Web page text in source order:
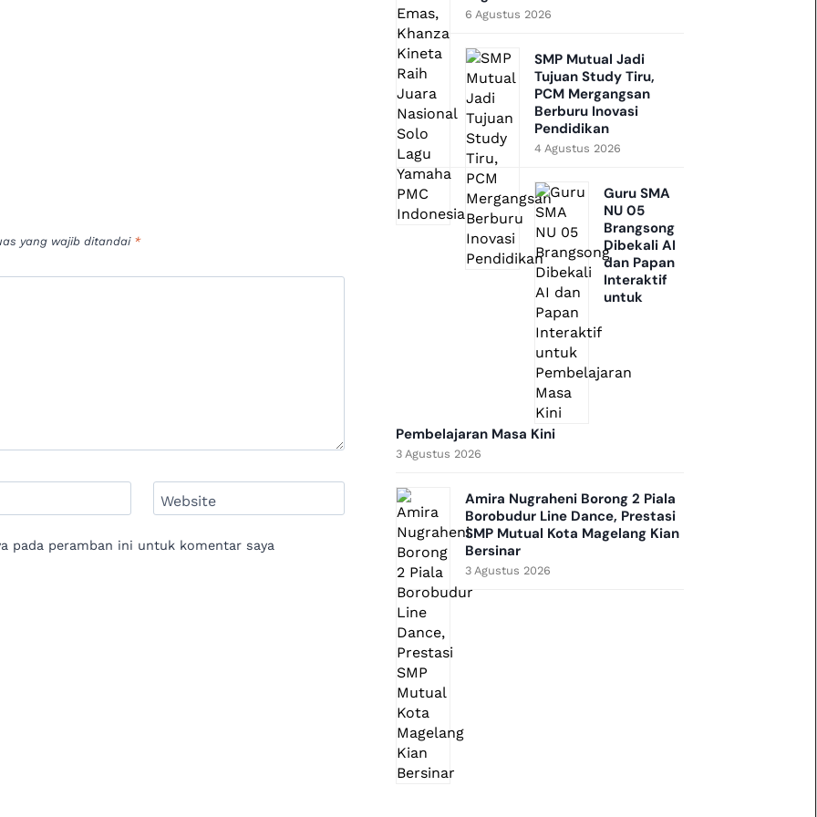
yang wajib ditandai *
Website
pada peramban ini untuk komentar saya
6 Agustus 2026
SMP Mutual Jadi
Tujuan Study Tiru,
PCM Mergangsan
Berburu Inovasi
Pendidikan
4 Agustus 2026
Guru SMA
NU 05
Brangsong
Dibekali AI
dan Papan
Interaktif
untuk
Pembelajaran Masa Kini
3 Agustus 2026
Amira Nugraheni Borong 2 Piala
Borobudur Line Dance, Prestasi
SMP Mutual Kota Magelang Kian
Bersinar
3 Agustus 2026